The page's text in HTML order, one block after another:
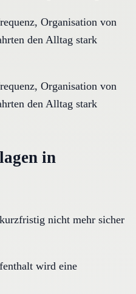
Organisation von
den Alltag stark
Organisation von
den Alltag stark
in
nicht mehr sicher
wird eine